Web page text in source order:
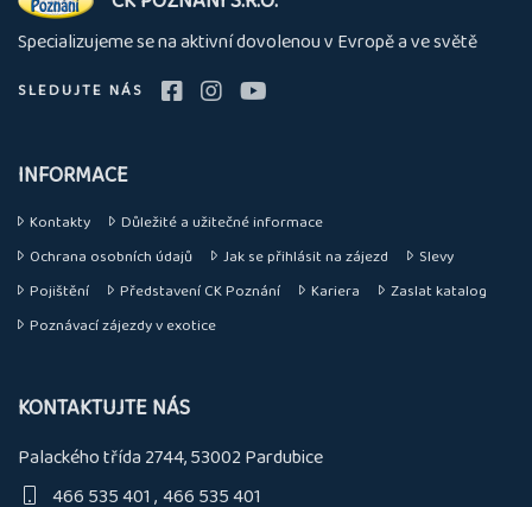
nás
Specializujeme se na aktivní dovolenou v Evropě a ve světě
SLEDUJTE NÁS
INFORMACE
Kontakty
Důležité a užitečné informace
Ochrana osobních údajů
Jak se přihlásit na zájezd
Slevy
Pojištění
Představení CK Poznání Kariera
Zaslat katalog
Poznávací zájezdy v exotice
KONTAKTUJTE NÁS
Palackého třída 2744, 53002 Pardubice
466 535 401 466 535 401